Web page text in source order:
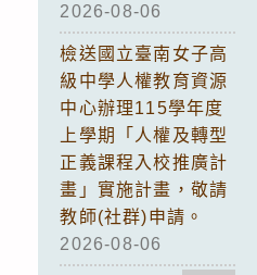
2026-08-06
檢送國立臺南女子高
級中學人權教育資源
中心辦理115學年度
上學期「人權及轉型
正義課程入校推廣計
畫」實施計畫，敬請
教師(社群)申請。
2026-08-06